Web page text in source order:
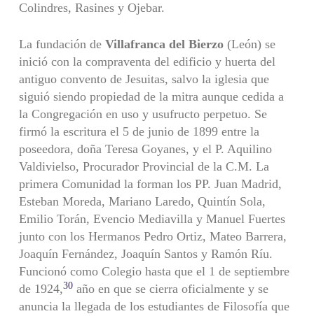
Colindres, Rasines y Ojebar.
La fundación de Villafranca del Bierzo(León) se
inició con la compraventa del edificio y huerta del
antiguo convento de Jesuitas, salvo la iglesia que
siguió siendo propiedad de la mitra aunque cedida a
la Congregación en uso y usufructo perpetuo. Se
firmó la escritura el 5 de junio de 1899 entre la
poseedora, doña Teresa Goyanes, y el P. Aquilino
Valdivielso, Procurador Provincial de la C.M. La
primera Comunidad la forman los PP. Juan Madrid,
Esteban Moreda, Mariano Laredo, Quintín Sola,
Emilio Torán, Evencio Mediavilla y Manuel Fuertes
junto con los Hermanos Pedro Ortiz, Mateo Barrera,
Joaquín Fernández, Joaquín Santos y Ramón Ríu.
Funcionó como Colegio hasta que el 1 de septiembre
de 1924,30año en que se cierra oficialmente y se
anuncia la llegada de los estudiantes de Filosofía que